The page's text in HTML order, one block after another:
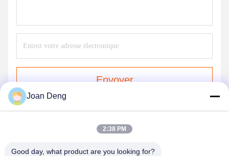
Envoyer
Joan Deng
2:38 PM
Good day, what product are you looking for?